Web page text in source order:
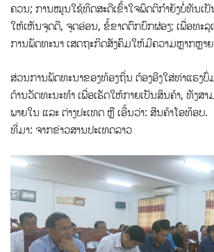
ຄວນ; ການໝູນໃຊ້ທິດສະດີເຂົ້າໃຈພຶດຕິກຳຍັງບໍ່ທັນເປັ
ໃຫ້ເຫັນຈຸດດີ, ຈຸດອ່ອນ, ຂໍ້ຂາດຕົກບົກຜ່ອງ; ເພື່ອທະ
ການພັດທະນາ ເສດຖະກິດສັງຄົມໃຫ້ມີຄວາມຫຼາກຫຼາ
ສ່ວນການພັດທະນາຂອງທ້ອງຖິ່ນ ຕ້ອງອີງໃສ່ທ່າແຮງ
ດ້ານວັດທະນະທໍາ ເພື່ອເຮັດໃຫ້ກາຍເປັນສິນຄ້າ, ທັງສ
ພາຍໃນ ແລະ ຕ່າງປະເທດ ຫຼື ເອີ້ນວ່າ: ສີນຄ້າໂອທ໊ອບ.
ທີ່ມາ: ຈາກຂ່າວສານປະເທດລາວ